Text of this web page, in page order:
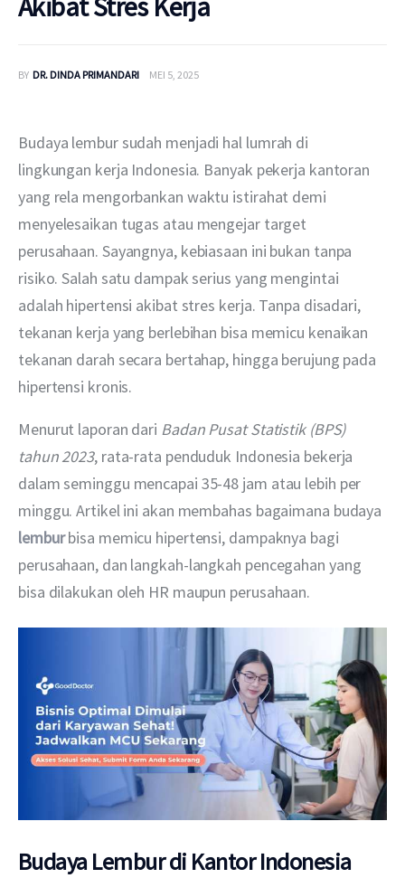
BY DR. DINDA PRIMANDARI MEI 5, 2025
Budaya lembur sudah menjadi hal lumrah di
lingkungan kerja Indonesia. Banyak pekerja kantoran
yang rela mengorbankan waktu istirahat demi
menyelesaikan tugas atau mengejar target
perusahaan. Sayangnya, kebiasaan ini bukan tanpa
risiko. Salah satu dampak serius yang mengintai
adalah hipertensi akibat stres kerja. Tanpa disadari,
tekanan kerja yang berlebihan bisa memicu kenaikan
tekanan darah secara bertahap, hingga berujung pada
hipertensi kronis.
Menurut laporan dari Badan Pusat Statistik (BPS)
tahun 2023, rata-rata penduduk Indonesia bekerja
dalam seminggu mencapai 35-48 jam atau lebih per
minggu. Artikel ini akan membahas bagaimana budaya
lembur bisa memicu hipertensi, dampaknya bagi
perusahaan, dan langkah-langkah pencegahan yang
bisa dilakukan oleh HR maupun perusahaan.
Budaya Lembur di Kantor Indonesia